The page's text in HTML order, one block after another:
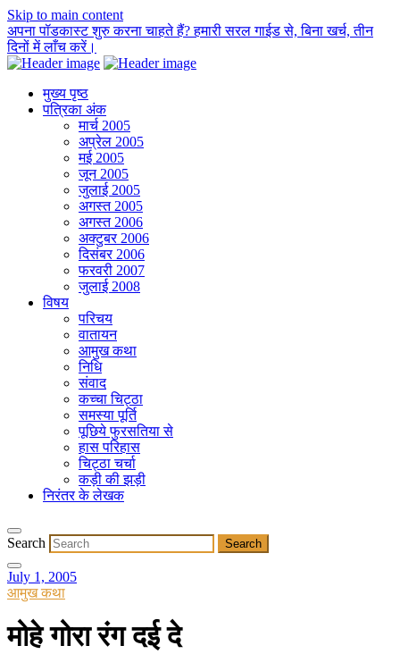
Skip to main content
अपना पॉडकास्ट शुरु करना चाहते हैं? हमारी सरल गाईड से, बिना खर्च, तीन
दिनों में लाँच करें।
मुख्य पृष्ठ
पत्रिका अंक
मार्च 2005
अप्रेल 2005
मई 2005
जून 2005
जुलाई 2005
अगस्त 2005
अगस्त 2006
अक्टुबर 2006
दिसंबर 2006
फरवरी 2007
जुलाई 2008
विषय
परिचय
वातायन
आमुख कथा
निधि
संवाद
कच्चा चिट्ठा
समस्या पूर्ति
पूछिये फुरसतिया से
हास परिहास
चिट्ठा चर्चा
कड़ी की झड़ी
निरंतर के लेखक
Search
July 1, 2005
आमुख कथा
मोहे गोरा रंग दई दे